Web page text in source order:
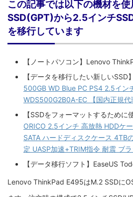
この記事では以下の機材を
SSD(GPT)から2.5インチ
を移行しています
【ノートパソコン】Lenovo
【データを移行したい新しいSSD】
500GB WD Blue PC PS4 2.5イン
WDS500G2B0A-EC 【国内正規代
【SSDをフォーマットするために
ORICO 2.5インチ 高放熱 HDDケ
SATA ハードディスクケース 4TB
定 UASP加速+TRIM指令 耐震 ブ
【データ移行ソフト】EaseUS
Lenovo ThinkPad E495はM.2 SSDに